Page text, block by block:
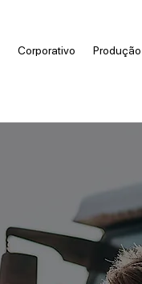
Corporativo Produção